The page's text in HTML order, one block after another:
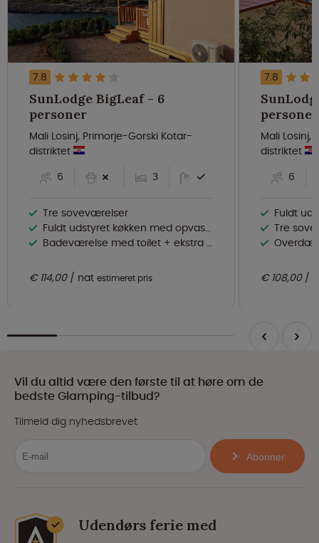
7.8
SunLodge BigLeaf - 6
personer
Mali Losinj, Primorje-Gorski Kotar-
distriktet
6
3
Tre soveværelser
Fuldt udstyret køkken med opvaskemaskine og mikroovn
Badeværelse med toilet + ekstra toilet
€ 114,00 nat estimeret pris
7.8
personer
Mali Losinj,
distriktet
6
Fuldt udstyret
Tre
€ 108,00
Vil du altid være den første til at høre om de
bedste Glamping-tilbud?
Tilmeld dig nyhedsbrevet
Abonner
Udendørs ferie med